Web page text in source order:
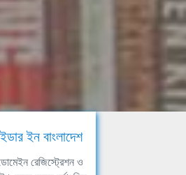
ইন বাংলাদেশ
ডোমেইন রেজিস্ট্রেশন ও